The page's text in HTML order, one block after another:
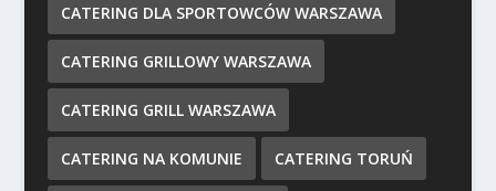
CATERING DLA SPORTOWCÓW WARSZAWA
CATERING GRILLOWY WARSZAWA
CATERING GRILL WARSZAWA
CATERING NA KOMUNIE CATERING TORUŃ